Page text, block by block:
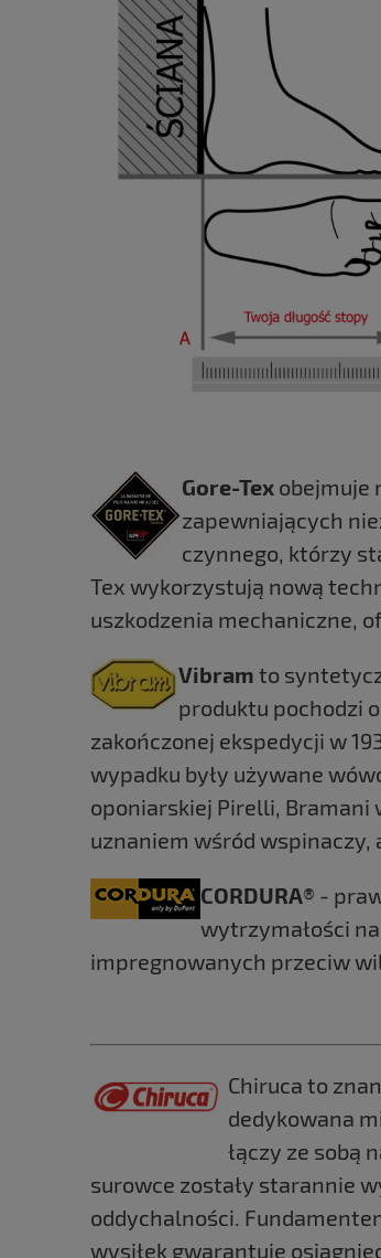
Gore-Tex obejmuje
zapewniających
czynnego, którzy
Tex wykorzystują nową
uszkodzenia mechaniczne,
Vibram to
produktu pochodzi
zakończonej ekspedycji w
wypadku były używane
oponiarskiej Pirelli, Bramani
uznaniem wśród wspinaczy,
CORDURA® -
wytrzymałości
impregnowanych przeciw
Chiruca to
dedykowana
łączy ze sobą
surowce zostały starannie
oddychalności.
wysiłek gwarantuje